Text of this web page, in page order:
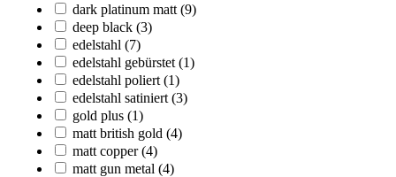
dark platinum matt (9)
deep black (3)
edelstahl (7)
edelstahl gebürstet (1)
edelstahl poliert (1)
edelstahl satiniert (3)
gold plus (1)
matt british gold (4)
matt copper(4)
matt gun metal (4)